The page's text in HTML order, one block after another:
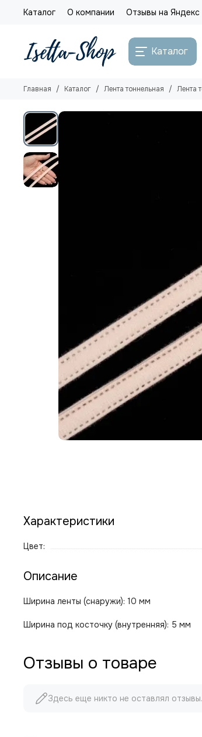
Каталог О компании Отзывы на Яндекс
Каталог
Главная Каталог Лента тоннельная Лента
Характеристики
Цвет:
Описание
Ширина ленты (снаружи): 10 мм
Ширина под косточку (внутренняя): 5 мм
Отзывы о товаре
Здесь еще никто не оставлял